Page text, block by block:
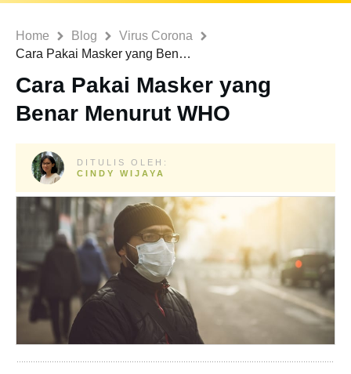
Home Blog
Virus Corona
Cara Pakai Masker yang Benar Menurut WHO
Cara Pakai Masker yang
Benar Menurut WHO
DITULIS OLEH:
CINDY WIJAYA